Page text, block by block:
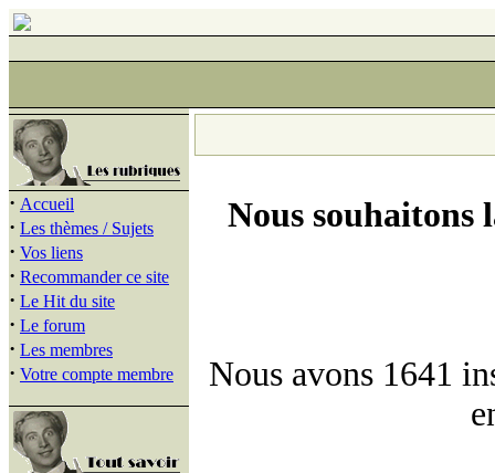
· Accueil
· Les thèmes / Sujets
· Vos liens
· Recommander ce site
· Le Hit du site
· Le forum
· Les membres
· Votre compte membre
Nous souhaitons
Nous avons 1641